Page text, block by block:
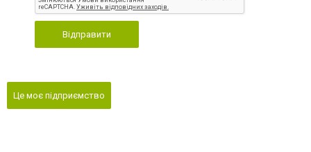
Відправити
Це моє підприємство